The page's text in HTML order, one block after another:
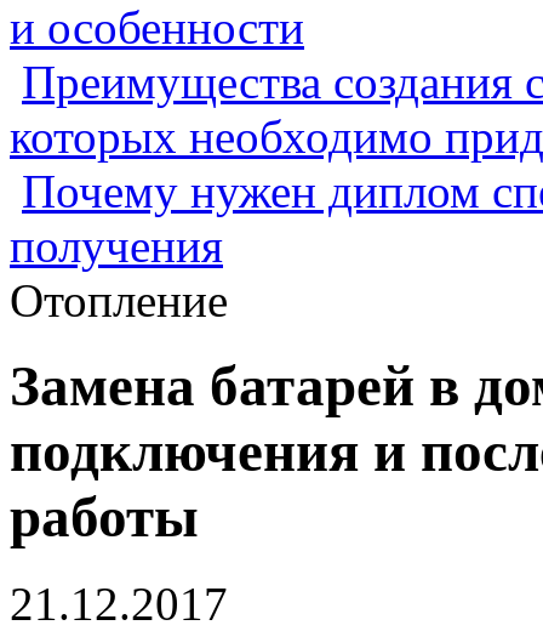
и особенности
Преимущества создания
которых необходимо
Почему нужен диплом
получения
Отопление
Замена батарей в
подключения и
работы
21.12.2017